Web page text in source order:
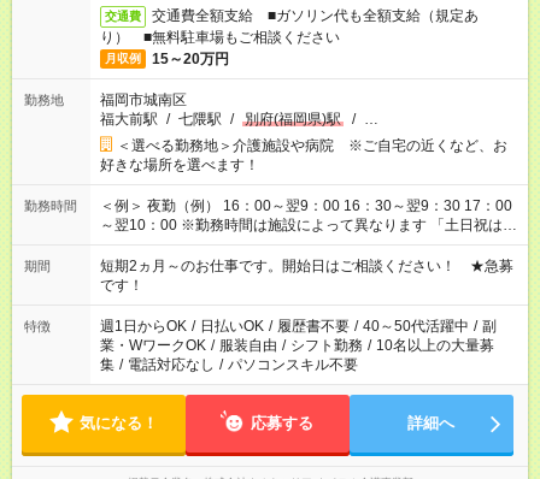
交通費
交通費全額支給 ■ガソリン代も全額支給（規定あ
り） ■無料駐車場もご相談ください
月収例 15～20万円
勤務地
福岡市城南区
福大前駅 / 七隈駅 / 別府(福岡県)駅 / …
＜選べる勤務地＞介護施設や病院 ※ご自宅の近くなど、お
好きな場所を選べます！
勤務時間
＜例＞ 夜勤（例） 16：00～翌9：00 16：30～翌9：30 17：00
～翌10：00 ※勤務時間は施設によって異なります 「土日祝は休
みたい」 「しっかり稼ぎたい」 「もう少し遅い時間から始めた
い」など ご希望にあったお仕事をご案内いたします。 ※未経験
の方の場合は1～2ヶ月間は日中での仕事を経験いただき、 お
仕事に慣れてからの夜勤になります。 ★家庭の都合でお休みが
必要な場合も遠慮なくご相談ください。
期間
短期2ヵ月～のお仕事です。開始日はご相談ください！ ★急募
です！
特徴 週1日からOK / 日払いOK / 履歴書不要 / 40～50代活躍中 / 副
業・WワークOK / 服装自由 / シフト勤務 / 10名以上の大量募
集 / 電話対応なし / パソコンスキル不要
気になる！ 応募する 詳細へ